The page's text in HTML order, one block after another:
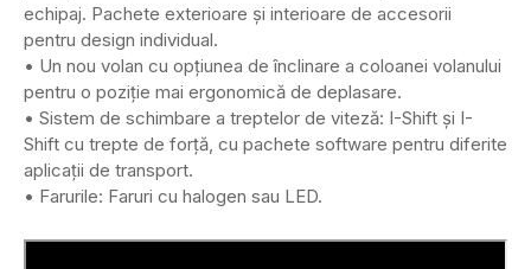
echipaj. Pachete exterioare și interioare de accesorii
pentru design individual.
• Un nou volan cu opțiunea de înclinare a coloanei volanului
pentru o poziție mai ergonomică de deplasare.
• Sistem de schimbare a treptelor de viteză: I-Shift și I-
Shift cu trepte de forță, cu pachete software pentru diferite
aplicații de transport.
• Farurile: Faruri cu halogen sau LED.